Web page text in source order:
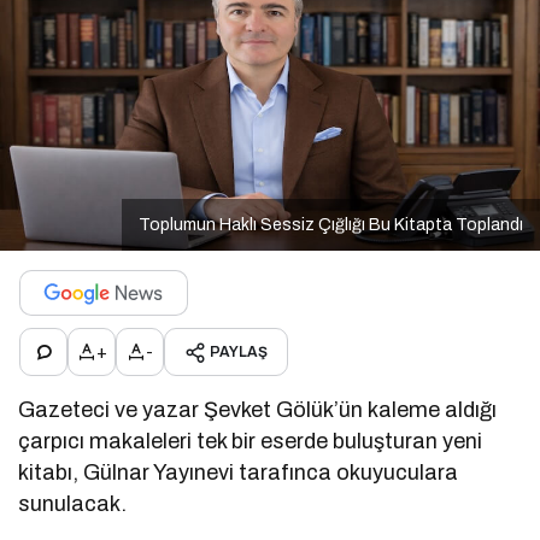
Toplumun Haklı Sessiz Çığlığı Bu Kitapta Toplandı
+ - PAYLAŞ
Gazeteci ve yazar Şevket Gölük’ün kaleme aldığı
çarpıcı makaleleri tek bir eserde buluşturan yeni
kitabı, Gülnar Yayınevi tarafınca okuyuculara
sunulacak.